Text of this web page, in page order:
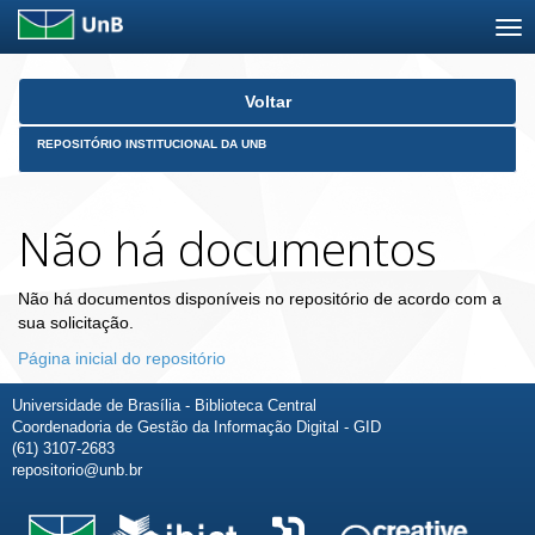
Skip
Voltar
REPOSITÓRIO INSTITUCIONAL DA UNB
Não há documentos
Não há documentos disponíveis no repositório de acordo com a
sua solicitação.
Página inicial do repositório
Universidade de Brasília - Biblioteca Central
Coordenadoria de Gestão da Informação Digital - GID
(61) 3107-2683
repositorio@unb.br